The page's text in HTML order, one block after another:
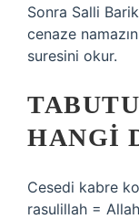
Sonra Salli
cenaze
suresini okur.
HANGI
Cesedi kabre
rasulillah =